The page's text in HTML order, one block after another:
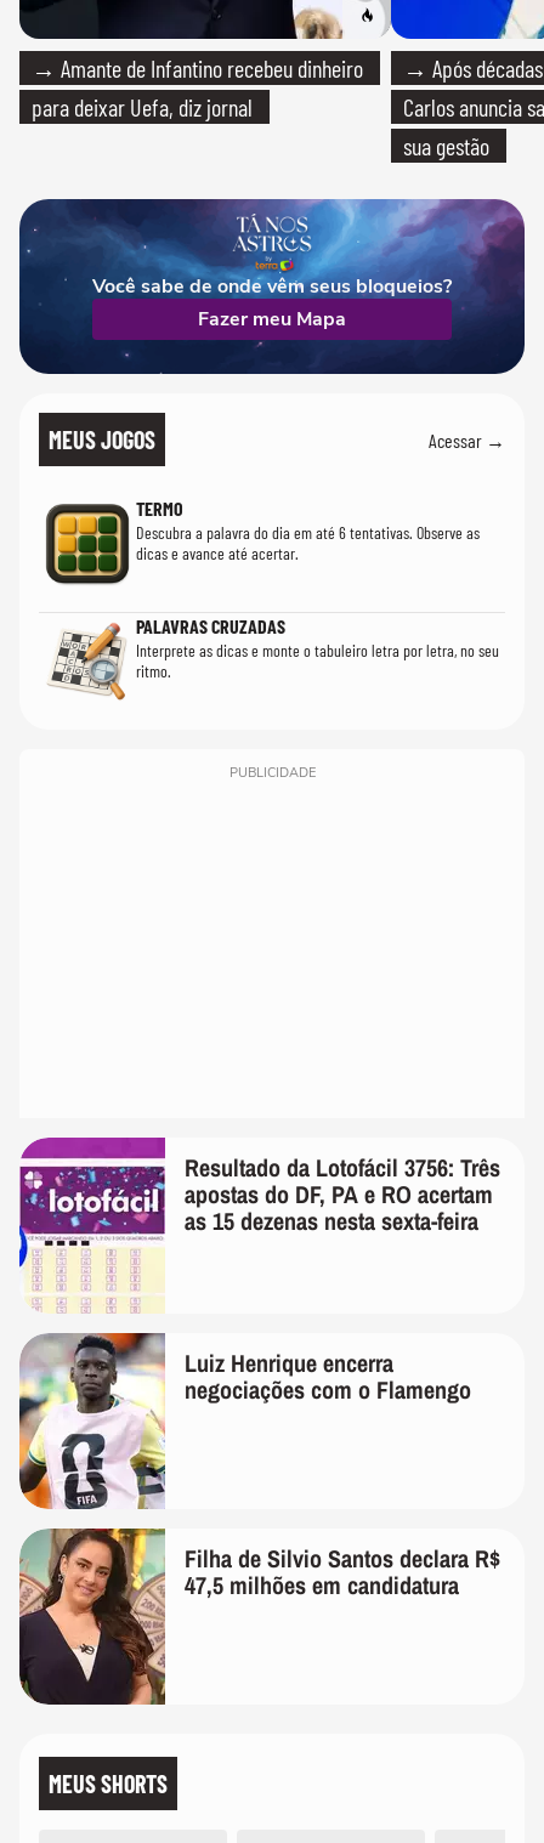
→ Amante de Infantino recebeu dinheiro
para deixar Uefa, diz jornal
→ Após
Carlos anuncia
sua gestão
Você sabe de onde vêm seus bloqueios?
Fazer meu Mapa
MEUS JOGOS Acessar →
TERMO
Descubra a palavra do dia em até 6 tentativas. Observe as
dicas e avance até acertar.
PALAVRAS CRUZADAS
Interprete as dicas e monte o tabuleiro letra por letra, no seu
ritmo.
PUBLICIDADE
Resultado da Lotofácil 3756: Três
apostas do DF, PA e RO acertam
as 15 dezenas nesta sexta-feira
Luiz Henrique encerra
negociações com o Flamengo
Filha de Silvio Santos declara R$
47,5 milhões em candidatura
MEUS SHORTS